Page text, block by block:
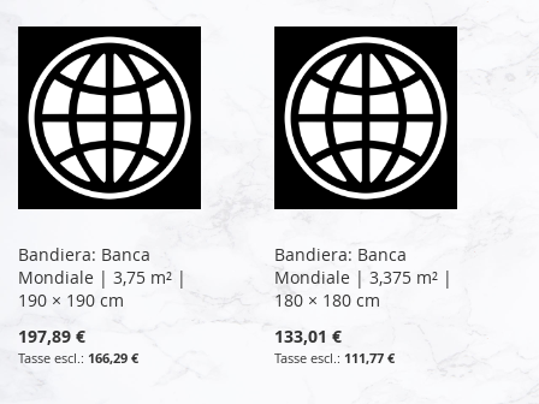
Bandiera: Banca
Mondiale | 3,75 m² |
190 × 190 cm
197,89 €
166,29 €
Bandiera: Banca
Mondiale | 3,375 m² |
180 × 180 cm
133,01 €
111,77 €